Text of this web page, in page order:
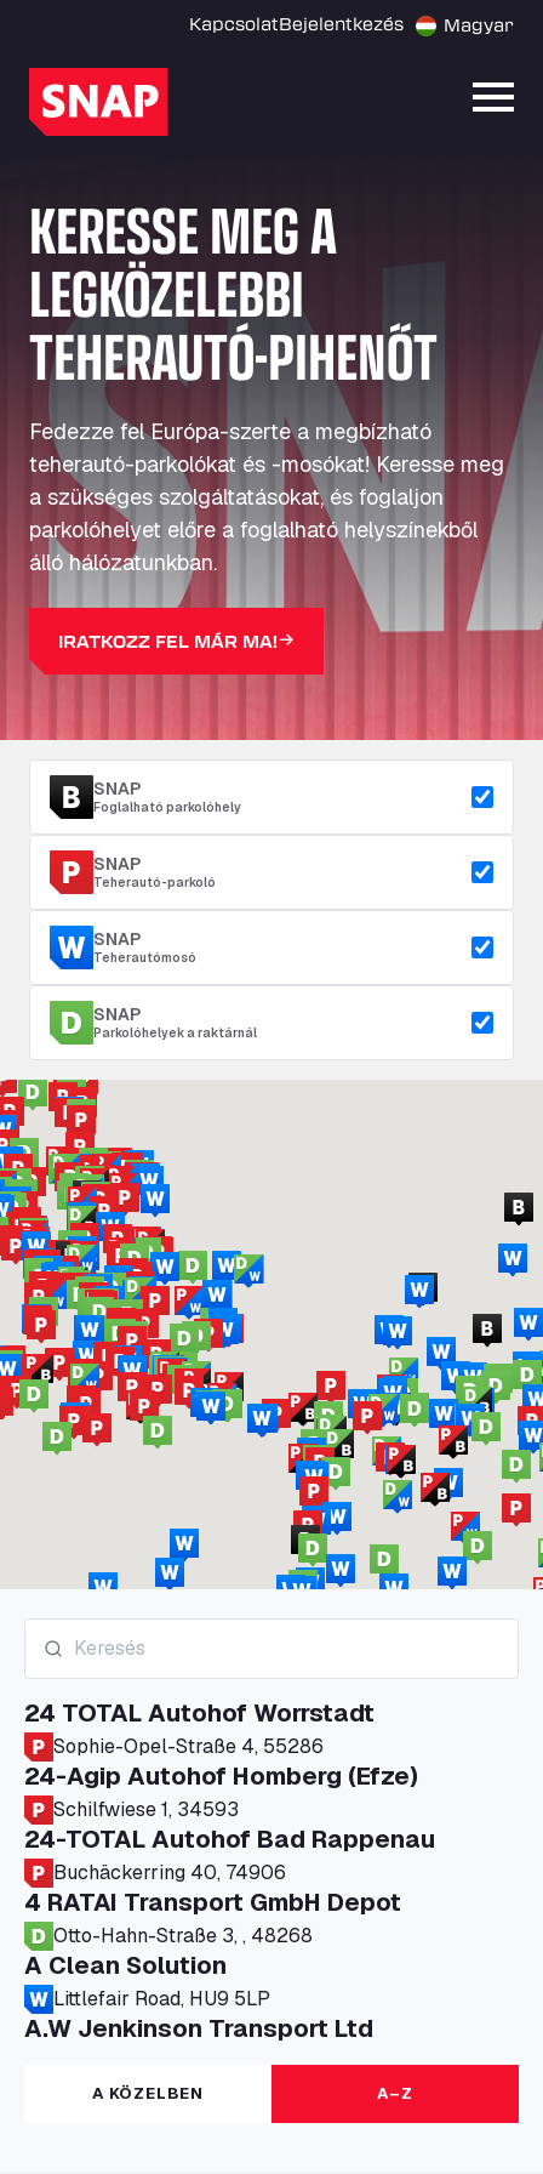
KapcsolatBejelentkezés Magyar
KERESSE MEG A
LEGKÖZELEBBI
TEHERAUTÓ-PIHENŐT
Fedezze fel Európa-szerte a megbízható
teherautó-parkolókat és -mosókat! Keresse meg
a szükséges szolgáltatásokat, és foglaljon
parkolóhelyet előre a foglalható helyszínekből
álló hálózatunkban.
IRATKOZZ FEL MÁR MA!
SNAP
Foglalható parkolóhely
SNAP
Teherautó-parkoló
SNAP
Teherautómosó
SNAP
Parkolóhelyek a raktárnál
24 TOTAL Autohof Worrstadt
Sophie-Opel-Straße 4, 55286
24-Agip Autohof Homberg (Efze)
Schilfwiese 1, 34593
24-TOTAL Autohof Bad Rappenau
Buchäckerring 40, 74906
4 RATAI Transport GmbH Depot
Otto-Hahn-Straße 3, , 48268
A Clean Solution
Littlefair Road, HU9 5LP
A.W Jenkinson Transport Ltd
Progress House, ME11 5GA
A+G Nettetal - Depot Parking
Am Panneschopp 7, 41334
A KÖZELBEN A–Z